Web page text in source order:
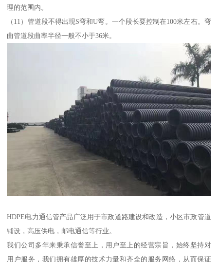
理的范围内。
（11）管道段不得出现S弯和U弯。一个段长要控制在100米左右。弯
曲管道段曲率半径一般不小于36米。
HDPE电力通信管产品广泛用于市政道路建设和改造，小区市政管道
铺设，高压供电，邮电通信等行业。
我们公司多年来秉承信誉至上，用户至上的经营宗旨，始终坚持对
用户服务，我们拥有雄厚的技术力量和齐全的服务网络，从而保证